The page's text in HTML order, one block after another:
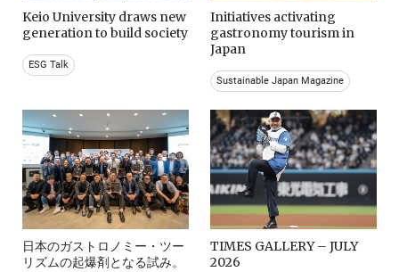
Keio University draws new
generation to build society
ESG Talk
Initiatives activating
gastronomy tourism in
Japan
Sustainable Japan Magazine
日本のガストロノミー・ツー
リズムの起爆剤となる試み。
TIMES GALLERY – JULY
2026